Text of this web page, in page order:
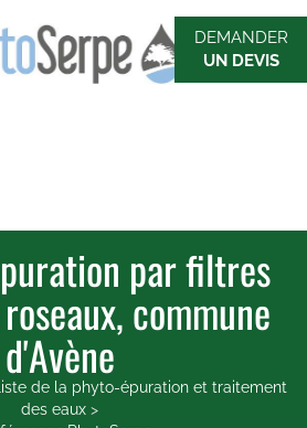
DEMANDER
UN DEVIS
par filtres
commune
d'Avène
de la phyto-épuration et traitement
des eaux >